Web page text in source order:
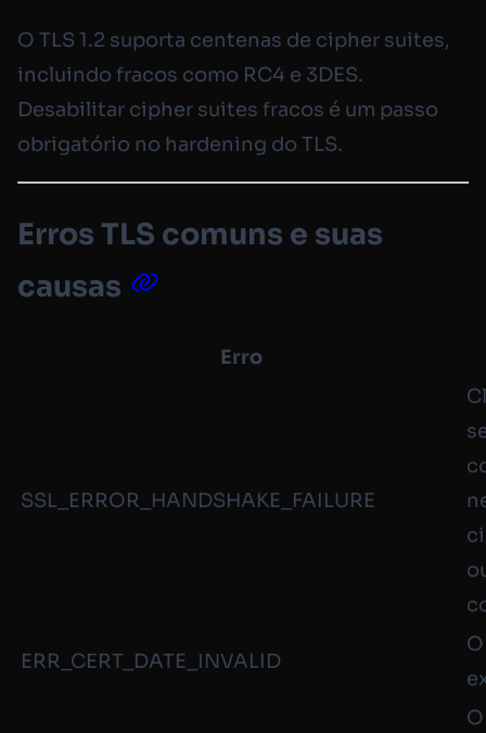
O TLS 1.2 suporta centenas de cipher suites,
incluindo fracos como RC4 e 3DES.
Desabilitar cipher suites fracos é um passo
obrigatório no hardening do TLS.
Erros TLS comuns e suas
causas
Erro
SSL_ERROR_HANDSHAKE_FAILURE
ERR_CERT_DATE_INVALID